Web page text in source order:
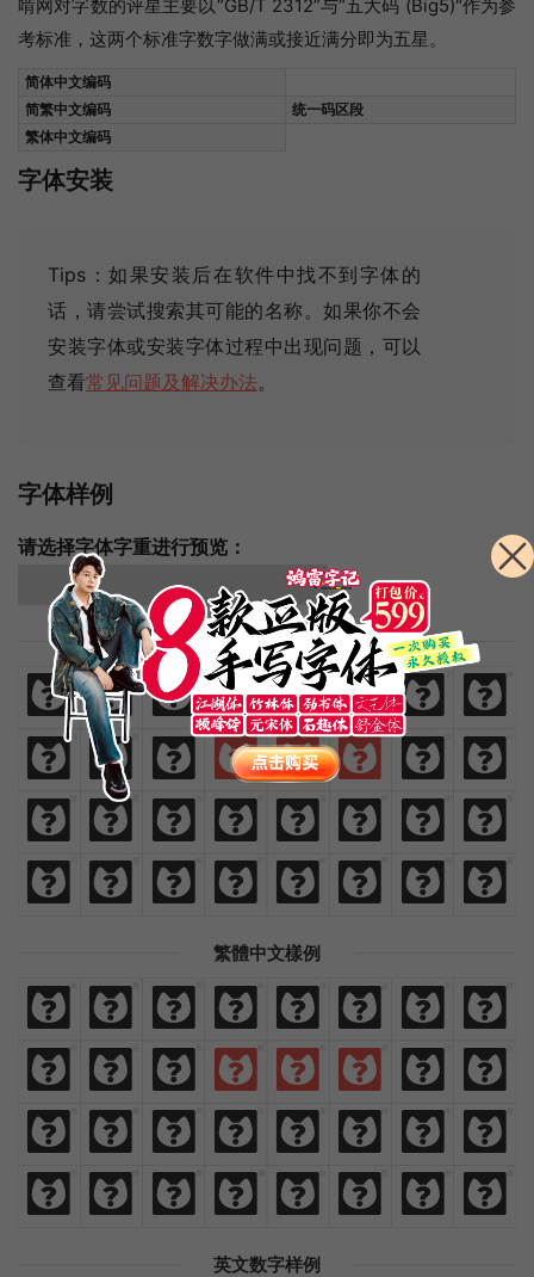
啃网对字数的评星主要以“GB/T 2312”与“五大码 (Big5)"作为参
考标准，这两个标准字数字做满或接近满分即为五星。
简体中文编码
简繁中文编码
统一码区段
繁体中文编码
字体安装
Tips：如果安装后在软件中找不到字体的
话，请尝试搜索其可能的名称。如果你不会
安装字体或安装字体过程中出现问题，可以
查看常见问题及解决办法。
字体样例
请选择字体字重进行预览：
简体中文样例
免
免 费
费 商
商 业
业 汉
汉 语
语 字
字 体
体
欢 迎 来
来 猫
猫 啃
啃 网
网 设 计
热 爱 与 执 着 时 间 里
闪 烁 灿
灿 烂
烂 鲜 艳 绚
绚 丽
丽
繁體中文樣例
免 費 商 業 漢 語 字 體
歡 迎 來 貓 啃 網 設 計
熱 愛 與
與 執
執 著 時 間
間 裡
裡
閃 爍 燦
燦 爛
爛 鮮 豔 絢
絢 麗
麗
英文数字样例